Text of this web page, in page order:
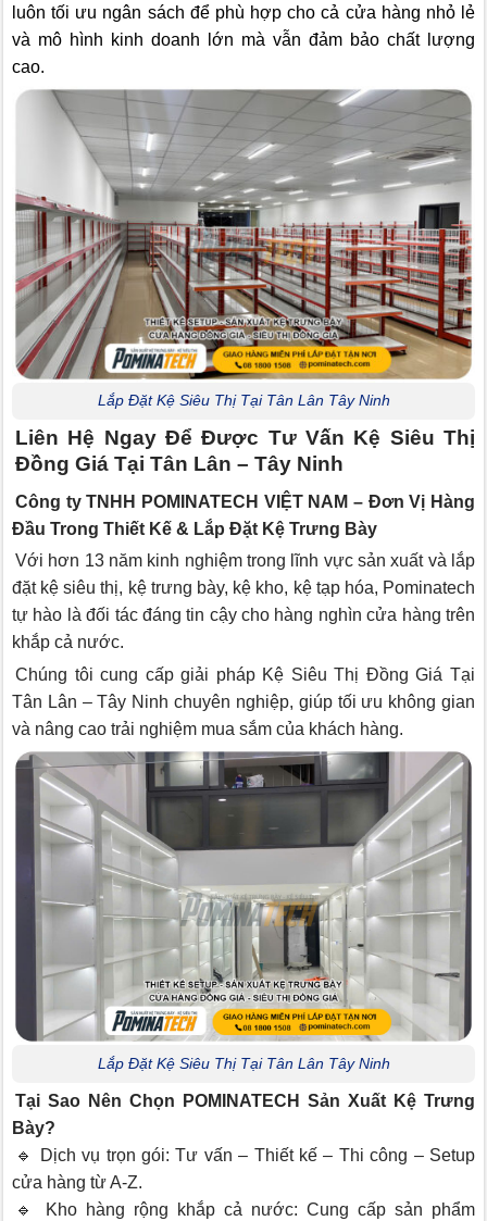
luôn tối ưu ngân sách để phù hợp cho cả cửa hàng nhỏ lẻ
và mô hình kinh doanh lớn mà vẫn đảm bảo chất lượng
cao.
Lắp Đặt Kệ Siêu Thị Tại Tân Lân Tây Ninh
Liên Hệ Ngay Để Được Tư Vấn Kệ Siêu Thị
Đồng Giá Tại Tân Lân – Tây Ninh
Công ty TNHH POMINATECH VIỆT NAM – Đơn Vị Hàng
Đầu Trong Thiết Kế & Lắp Đặt Kệ Trưng Bày
Với hơn 13 năm kinh nghiệm trong lĩnh vực sản xuất và lắp
đặt kệ siêu thị, kệ trưng bày, kệ kho, kệ tạp hóa, Pominatech
tự hào là đối tác đáng tin cậy cho hàng nghìn cửa hàng trên
khắp cả nước.
Chúng tôi cung cấp giải pháp Kệ Siêu Thị Đồng Giá Tại
Tân Lân – Tây Ninh chuyên nghiệp, giúp tối ưu không gian
và nâng cao trải nghiệm mua sắm của khách hàng.
Lắp Đặt Kệ Siêu Thị Tại Tân Lân Tây Ninh
Tại Sao Nên Chọn POMINATECH Sản Xuất Kệ Trưng
Bày?
🔹 Dịch vụ trọn gói: Tư vấn – Thiết kế – Thi công – Setup
cửa hàng từ A-Z.
🔹 Kho hàng rộng khắp cả nước: Cung cấp sản phẩm